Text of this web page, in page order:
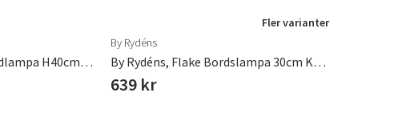
By Rydéns, Blondie Bordlampa H40cm Rosa/guld
Fler varianter
By Rydéns
By Rydéns, Flake Bordslampa 30cm Konjak
639 kr